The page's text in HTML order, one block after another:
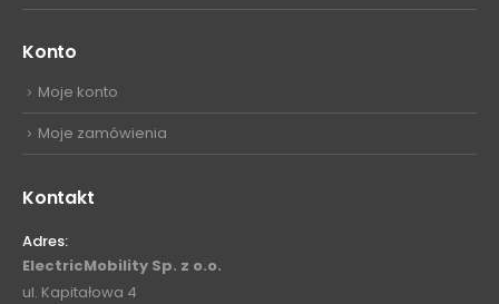
Konto
Moje konto
Moje zamówienia
Kontakt
Adres:
ElectricMobility Sp. z o.o.
ul. Kapitałowa 4